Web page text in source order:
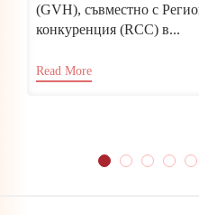
(GVH), съвместно с
конкуренция (RCC) в...
Read More